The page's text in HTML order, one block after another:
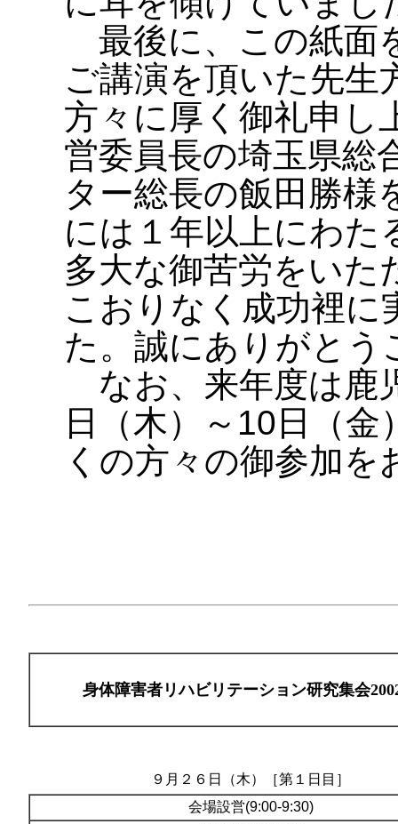
最後に、この紙面
ご講演を頂いた先生
方々に厚く御礼申し
営委員長の埼玉県総
ター総長の飯田勝様
には１年以上にわた
多大な御苦労をいた
こおりなく成功裡
た。誠にありがとう
なお、来年度は鹿
日（木）～10日（
くの方々の御参加
身体障害者リハビリテーション研究集会
９月２６日（木）［第１日目］
会場設営(9:00-9:30)